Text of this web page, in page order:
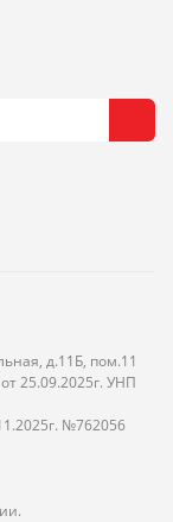
д.11Б, пом.11
25.09.2025г. УНП
№762056